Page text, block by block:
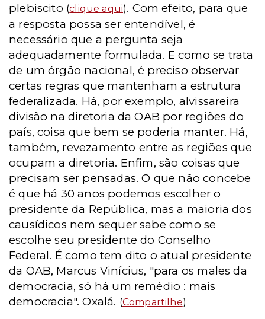
plebiscito (clique aqui). Com efeito, para que
a resposta possa ser entendível, é
necessário que a pergunta seja
adequadamente formulada. E como se trata
de um órgão nacional, é preciso observar
certas regras que mantenham a estrutura
federalizada. Há, por exemplo, alvissareira
divisão na diretoria da OAB por regiões do
país, coisa que bem se poderia manter. Há,
também, revezamento entre as regiões que
ocupam a diretoria. Enfim, são coisas que
precisam ser pensadas. O que não concebe
é que há 30 anos podemos escolher o
presidente da República, mas a maioria dos
causídicos nem sequer sabe como se
escolhe seu presidente do Conselho
Federal. É como tem dito o atual presidente
da OAB, Marcus Vinícius, "para os males da
democracia, só há um remédio : mais
democracia". Oxalá. (Compartilhe)